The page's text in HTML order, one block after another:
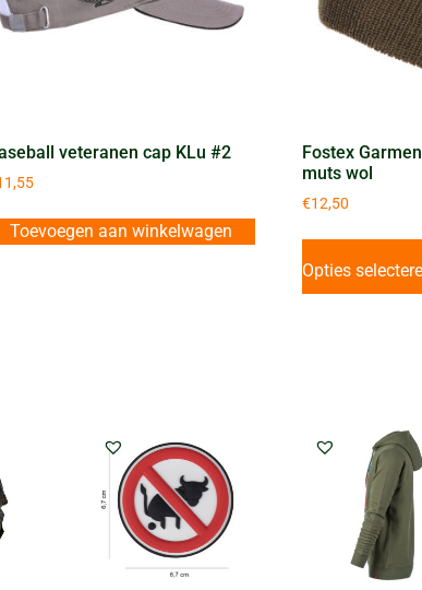
veteranen cap KLu #2
Toevoegen aan winkelwagen
Fostex
muts wol
€12,50
Opties